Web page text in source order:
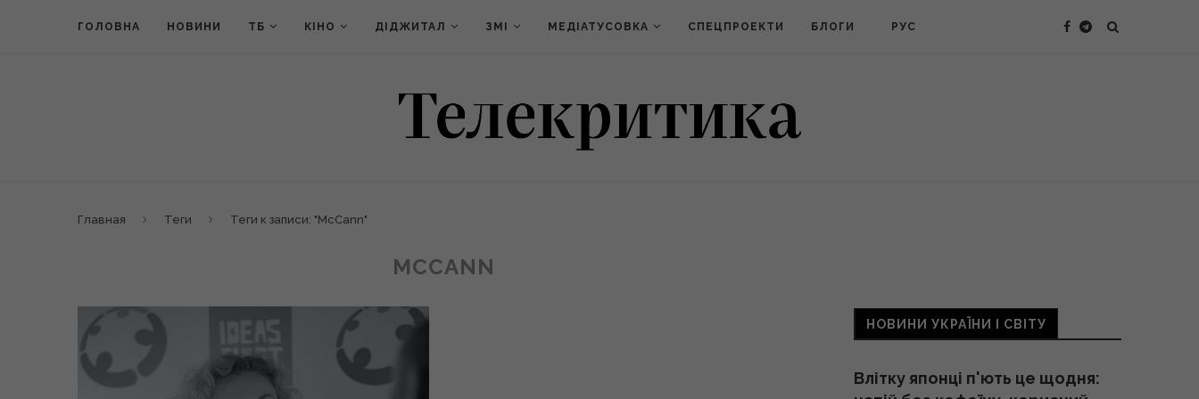
ГОЛОВНА НОВИНИ ТБ КІНО ДІДЖИТАЛ ЗМІ МЕДІАТУСОВКА СПЕЦПРОЕКТИ БЛОГИ РУС
Главная Теги Теги к записи: "McCann"
MCCANN
НОВИНИ УКРАЇНИ І СВІТУ
Влітку японці п'ють це щодня: